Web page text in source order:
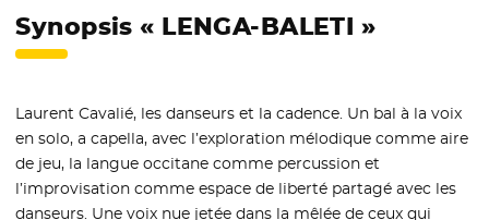
Synopsis « LENGA-BALETI »
Laurent Cavalié, les danseurs et la cadence. Un bal à la voix
en solo, a capella, avec l’exploration mélodique comme aire
de jeu, la langue occitane comme percussion et
l’improvisation comme espace de liberté partagé avec les
danseurs. Une voix nue jetée dans la mêlée de ceux qui